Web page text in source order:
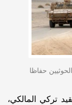
حفاظا
تركي المالكي،